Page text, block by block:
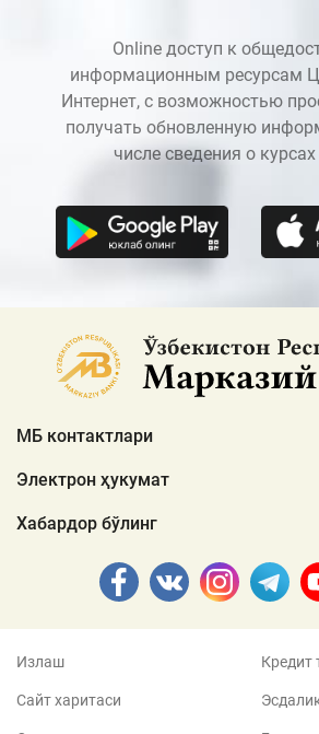
Online доступ к
информационным ресурсам
Интернет, с возможностью
получать обновленную
числе сведения о
МБ контактлари
Электрон ҳукумат
Хабардор бўлинг
Излаш
Сайт харитаси
Кредит